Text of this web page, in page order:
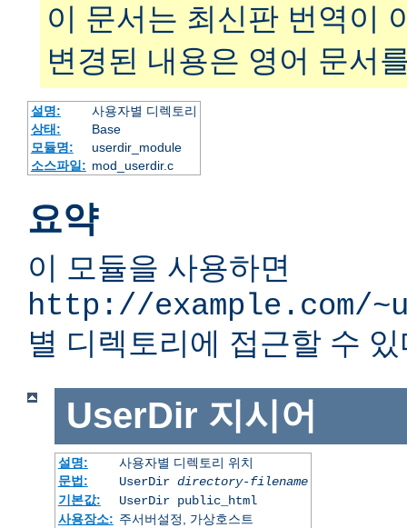
이 문서는 최신판 번역이
변경된 내용은 영어 문서
설명:
사용자별 디렉토리
상태:
Base
모듈명:
userdir_module
소스파일: mod_userdir.c
요약
이 모듈을 사용하면
http://example.com/
별 디렉토리에 접근할 수 있
UserDir 지시어
설명:
사용자별 디렉토리 위치
문법:
UserDir directory-filename
기본값:
UserDir public_html
사용장소: 주서버설정, 가상호스트